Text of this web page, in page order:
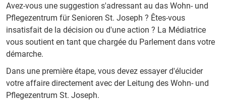
Avez-vous une suggestion s'adressant au das Wohn- und
Pflegezentrum für Senioren St. Joseph ? Êtes-vous
insatisfait de la décision ou d'une action ? La Médiatrice
vous soutient en tant que chargée du Parlement dans votre
démarche.
Dans une première étape, vous devez essayer d'élucider
votre affaire directement avec der Leitung des Wohn- und
Pflegezentrum St. Joseph.